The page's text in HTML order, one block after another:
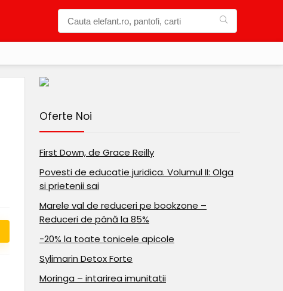
Oferte Noi
First Down, de Grace Reilly
Povesti de educatie juridica. Volumul II: Olga
si prietenii sai
Marele val de reduceri pe bookzone –
Reduceri de până la 85%
-20% la toate tonicele apicole
Sylimarin Detox Forte
Moringa – intarirea imunitatii